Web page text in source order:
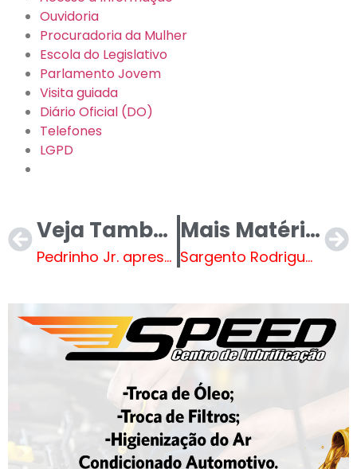
Ouvidoria
Procuradoria da Mulher
Escola do Legislativo
Parlamento Jovem
Visita guiada
Diário Oficial (DO)
Telefones
LGPD
Veja Também
Pedrinho Jr. apresenta indicações para reforço da iluminação pública e segurança no trânsito
Mais Matérias
Sargento Rodrigues solicita estudo para instalação de quebra-molas no Jardim Dourados